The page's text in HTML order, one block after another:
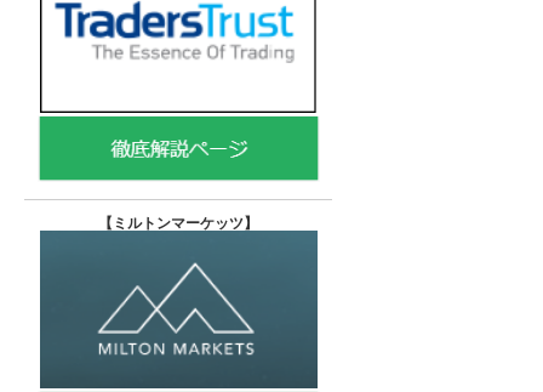
【 ミルトンマーケッツ】